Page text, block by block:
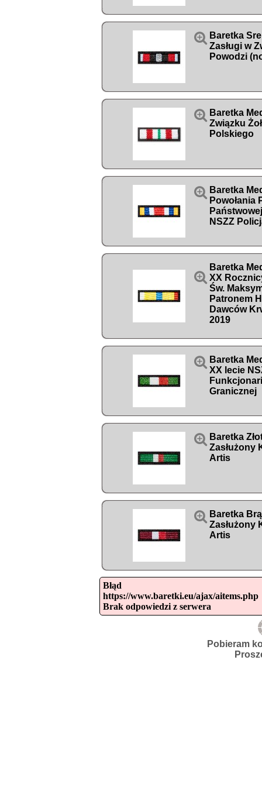
 Baretka
Zasługi w
Powodzi
 Baretka
Związku
Polskiego
 Baretka
Powołania
NSZZ

Baretka
XX
Św.
Patronem
Dawców
2019
 Baretka
XX lecie
Granicznej
 Baretka
Zasłużony
Artis
 Baretka
Zasłużony
Artis
Błąd
https://www.baretki.eu/ajax/aitems.php
Brak odpowiedzi z serwera
Pobieram